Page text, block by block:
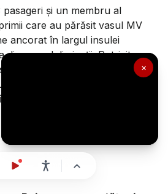
×
pasageri și un membru al
care au părăsit vasul MV
ancorat în largul insulei
din cursul dimineții. Potrivit
aceștia vor intra în
la Madrid. Doar cetățenii
carantină pe teritoriul Spaniei,